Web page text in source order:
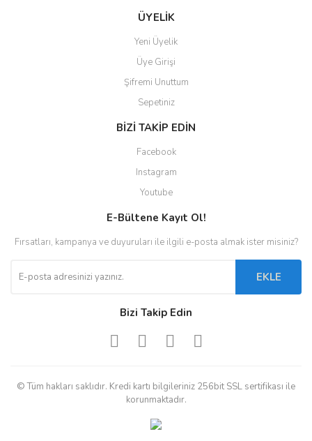
Gönder
ÜYELİK
Yeni Üyelik
Üye Girişi
Şifremi Unuttum
Sepetiniz
BİZİ TAKİP EDİN
Facebook
Instagram
Youtube
E-Bültene Kayıt Ol!
Fırsatları, kampanya ve duyuruları ile ilgili e-posta almak ister misiniz?
EKLE
Bizi Takip Edin
© Tüm hakları saklıdır. Kredi kartı bilgileriniz 256bit SSL sertifikası ile
korunmaktadır.